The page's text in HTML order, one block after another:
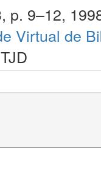
p. 9–12,
Virtual de
TJD